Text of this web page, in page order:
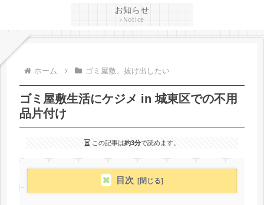
お知らせ
Notice
ホーム ゴミ屋敷、抜け出したい
ゴミ屋敷生活にケジメ in 城東区での不用
品片付け
この記事は約3分で読めます。
目次